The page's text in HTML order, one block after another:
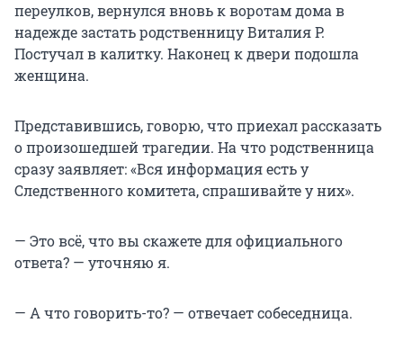
переулков, вернулся вновь к воротам дома в
надежде застать родственницуВиталия Р.
Постучал в калитку. Наконец к двери подошла
женщина.
Представившись, говорю, что приехал рассказать
о произошедшей трагедии. На что родственница
сразу заявляет: «Вся информация есть у
Cледственного комитета, спрашивайте у них».
— Это всё, что вы скажете для официального
ответа? — уточняю я.
— А что говорить-то? — отвечает собеседница.